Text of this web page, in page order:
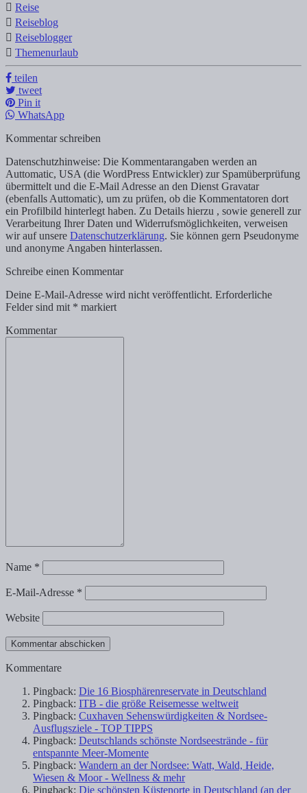
Reise
Reiseblog
Reiseblogger
Themenurlaub
teilen
tweet
Pin it
WhatsApp
Kommentar schreiben
Datenschutzhinweise: Die Kommentarangaben werden an
Auttomatic, USA (die WordPress Entwickler) zur Spamüberprüfung
übermittelt und die E-Mail Adresse an den Dienst Gravatar
(ebenfalls Auttomatic), um zu prüfen, ob die Kommentatoren dort
ein Profilbild hinterlegt haben. Zu Details hierzu , sowie generell zur
Verarbeitung Ihrer Daten und Widerrufsmöglichkeiten, verweisen
wir auf unsere Datenschutzerklärung. Sie können gern Pseudonyme
und anonyme Angaben hinterlassen.
Schreibe einen Kommentar
Deine E-Mail-Adresse wird nicht veröffentlicht. Erforderliche
Felder sind mit * markiert
Kommentar
Name *
E-Mail-Adresse *
Website
Kommentare
Pingback: Die 16 Biosphärenreservate in Deutschland
Pingback: ITB - die größe Reisemesse weltweit
Pingback: Cuxhaven Sehenswürdigkeiten & Nordsee-
Ausflugsziele - TOP TIPPS
Pingback: Deutschlands schönste Nordseestrände - für
entspannte Meer-Momente
Pingback: Wandern an der Nordsee: Watt, Wald, Heide,
Wiesen & Moor - Wellness & mehr
Pingback: Die schönsten Küstenorte in Deutschland (an der